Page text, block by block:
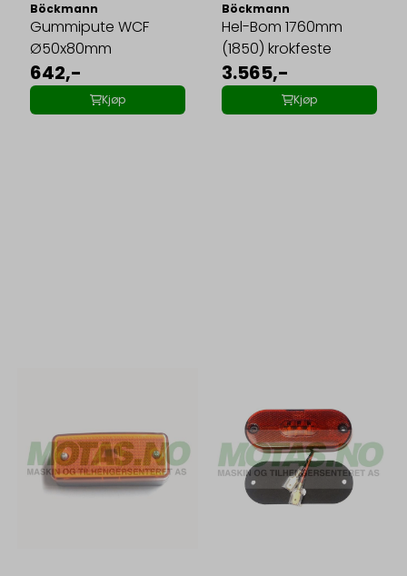
Böckmann
Gummipute WCF
Ø50x80mm
642,-
Kjøp
Böckmann
Hel-Bom 1760mm
(1850) krokfeste
3.565,-
Kjøp